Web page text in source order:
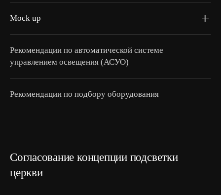
дизайном светильников.
Сделаем бюджетную оценку по количеству
осветительных приборов: рассчитаем количество
Вы получите коммерческую оценку проекта исходя из
выбранного вами варианта освещения.
Mock up
Организуем натурное моделирование на объекте (Mock
Up). Смоделируем на фасаде выбранный вариант
освещения для демонстрации.
Рекомендации по автоматической системе
управлением освещения (АСУО)
Рекомендации по подбору оборудования
Согласование концепции подсветки
церкви